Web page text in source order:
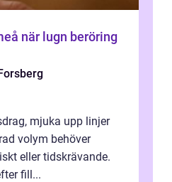
mjuka upp linjer
volym behöver
eller tidskrävande.
fill...